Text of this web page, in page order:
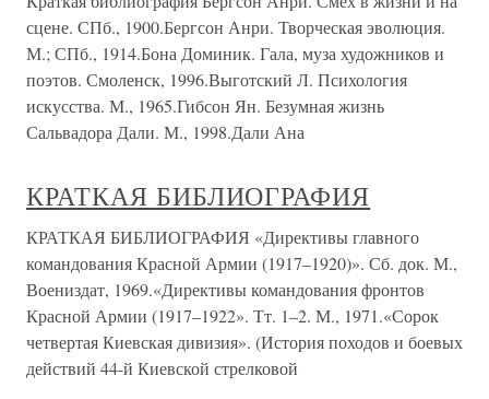
сцене. СПб., 1900.Бергсон Анри. Творческая эволюция.
М.; СПб., 1914.Бона Доминик. Гала, муза художников и
поэтов. Смоленск, 1996.Выготский Л. Психология
искусства. М., 1965.Гибсон Ян. Безумная жизнь
Сальвадора Дали. М., 1998.Дали Ана
КРАТКАЯ БИБЛИОГРАФИЯ
КРАТКАЯ БИБЛИОГРАФИЯ «Директивы главного
командования Красной Армии (1917–1920)». Сб. док. М.,
Воениздат, 1969.«Директивы командования фронтов
Красной Армии (1917–1922». Тт. 1–2. М., 1971.«Сорок
четвертая Киевская дивизия». (История походов и боевых
действий 44-й Киевской стрелковой